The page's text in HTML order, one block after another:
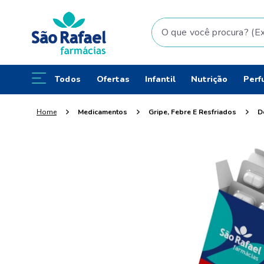
O que você procura? (Ex:
Todos Ofertas Infantil Nutrição
Medicamentos Gripe, Febre E Resfriados